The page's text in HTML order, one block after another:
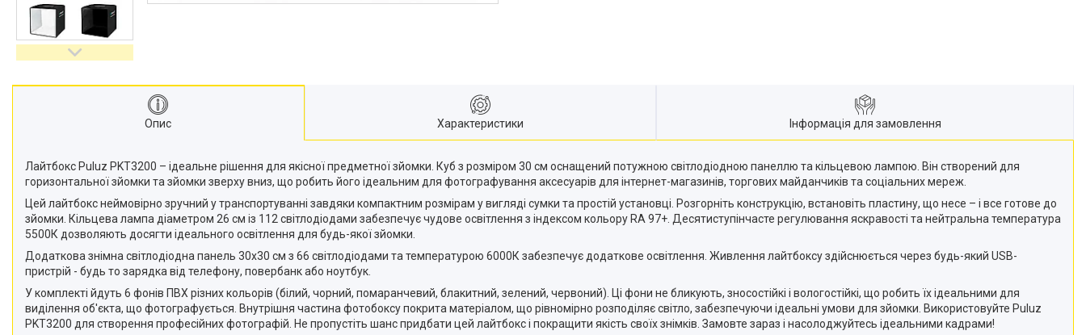
Опис Характеристики Інформація для замовлення
Лайтбокс Puluz PKT3200 – ідеальне рішення для якісної предметної зйомки. Куб з розміром 30 см оснащений потужною світлодіодною панеллю та кільцевою лампою. Він створений для
горизонтальної зйомки та зйомки зверху вниз, що робить його ідеальним для фотографування аксесуарів для інтернет-магазинів, торгових майданчиків та соціальних мереж.
Цей лайтбокс неймовірно зручний у транспортуванні завдяки компактним розмірам у вигляді сумки та простій установці. Розгорніть конструкцію, встановіть пластину, що несе – і все готове до
зйомки. Кільцева лампа діаметром 26 см із 112 світлодіодами забезпечує чудове освітлення з індексом кольору RA 97+. Десятиступінчасте регулювання яскравості та нейтральна температура
5500К дозволяють досягти ідеального освітлення для будь-якої зйомки.
Додаткова знімна світлодіодна панель 30x30 см з 66 світлодіодами та температурою 6000К забезпечує додаткове освітлення. Живлення лайтбоксу здійснюється через будь-який USB-
пристрій - будь то зарядка від телефону, повербанк або ноутбук.
У комплекті йдуть 6 фонів ПВХ різних кольорів (білий, чорний, помаранчевий, блакитний, зелений, червоний). Ці фони не бликують, зносостійкі і вологостійкі, що робить їх ідеальними для
виділення об'єкта, що фотографується. Внутрішня частина фотобоксу покрита матеріалом, що рівномірно розподіляє світло, забезпечуючи ідеальні умови для зйомки. Використовуйте Puluz
PKT3200 для створення професійних фотографій. Не пропустіть шанс придбати цей лайтбокс і покращити якість своїх знімків. Замовте зараз і насолоджуйтесь ідеальними кадрами!